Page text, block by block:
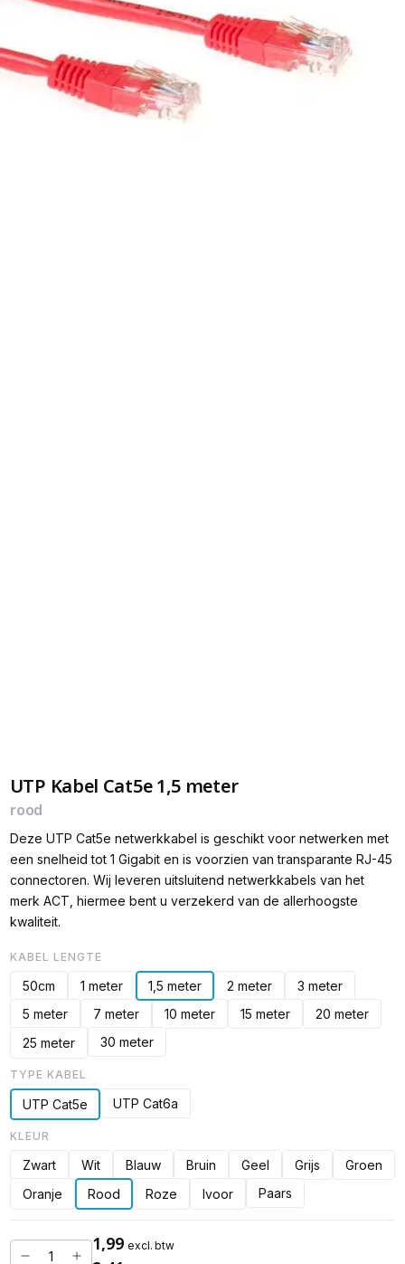
UTP Kabel Cat5e 1,5 meter
rood
Deze UTP Cat5e netwerkkabel is geschikt voor netwerken met
een snelheid tot 1 Gigabit en is voorzien van transparante RJ-45
connectoren. Wij leveren uitsluitend netwerkkabels van het
merk ACT, hiermee bent u verzekerd van de allerhoogste
kwaliteit.
KABEL LENGTE
50cm 1 meter 1,5 meter 2 meter
3 meter
5 meter
7 meter 10 meter 15 meter
20 meter
25 meter
30 meter
TYPE KABEL
UTP Cat5e UTP Cat6a
KLEUR
Zwart Wit Blauw Bruin Geel Grijs
Groen
Oranje
Rood Roze Ivoor Paars
1,99 excl. btw